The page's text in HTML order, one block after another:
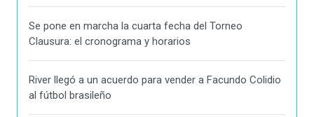
Se pone en marcha la cuarta fecha del Torneo
Clausura: el cronograma y horarios
River llegó a un acuerdo para vender a Facundo Colidio
al fútbol brasileño